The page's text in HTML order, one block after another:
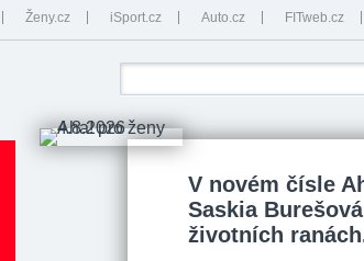
Ženy.cz iSport.cz Auto.cz FITweb.cz
V novém čísle
Saskia
životních